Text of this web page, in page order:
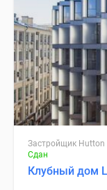
Застройщик Hutton
Сдан
Клубный дом